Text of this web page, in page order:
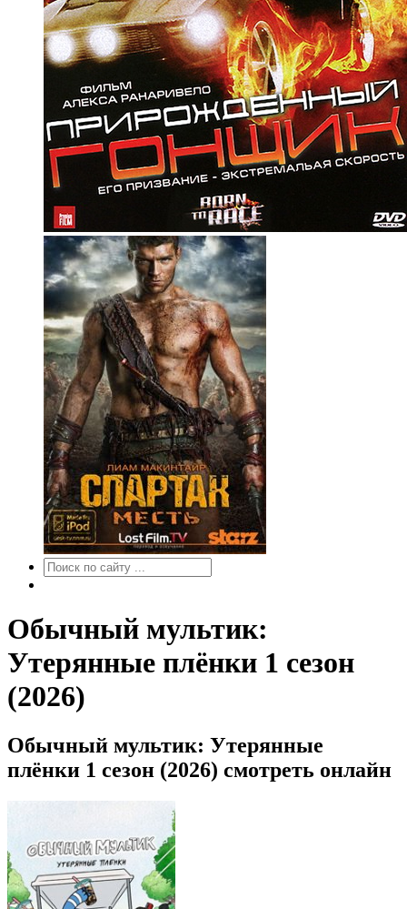
Обычный мультик:
Утерянные плёнки 1 сезон
(2026)
Обычный мультик: Утерянные
плёнки 1 сезон (2026) смотреть онлайн